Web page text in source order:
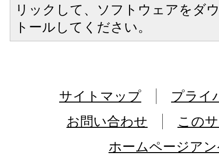
リックして、ソフトウェアをダ
トールしてください。
サイトマップ
プライ
お問い合わせ
この
ホームページア